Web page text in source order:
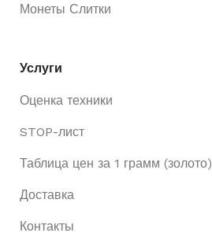
Монеты Слитки
Услуги
Оценка техники
STOP-лист
Таблица цен за 1 грамм (золото)
Доставка
Контакты